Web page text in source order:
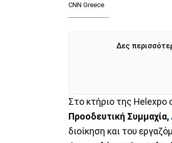
CNN Greece
Δες
Στο κτήριο της Helexpo
Προοδευτική Συμμαχία,
διοίκηση και του